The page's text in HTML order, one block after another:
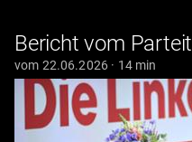
Bericht vom
vom 22.06.2026 · 14 min